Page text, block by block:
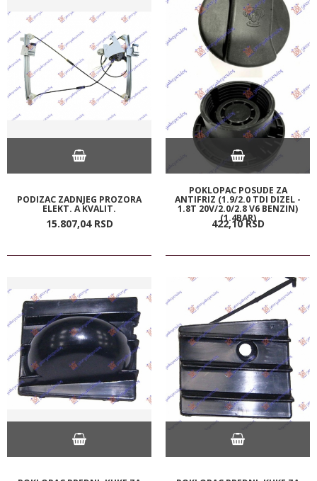
PODIZAC ZADNJEG PROZORA
ELEKT. A KVALIT.
15.807,04 RSD
POKLOPAC POSUDE ZA
ANTIFRIZ (1.9/2.0 TDI DIZEL -
1.8T 20V/2.0/2.8 V6 BENZIN)
(1.4BAR)
422,10 RSD